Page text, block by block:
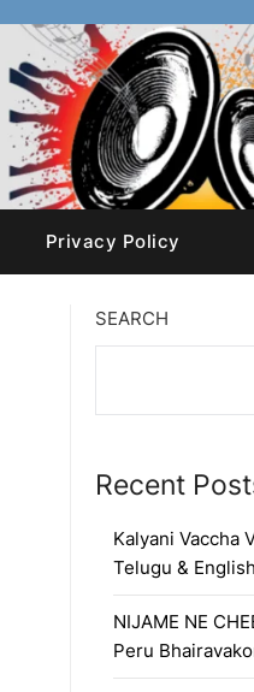
Privacy Policy
SEARCH
Recent
Kalyani Vaccha
Telugu &
NIJAME NE
Peru